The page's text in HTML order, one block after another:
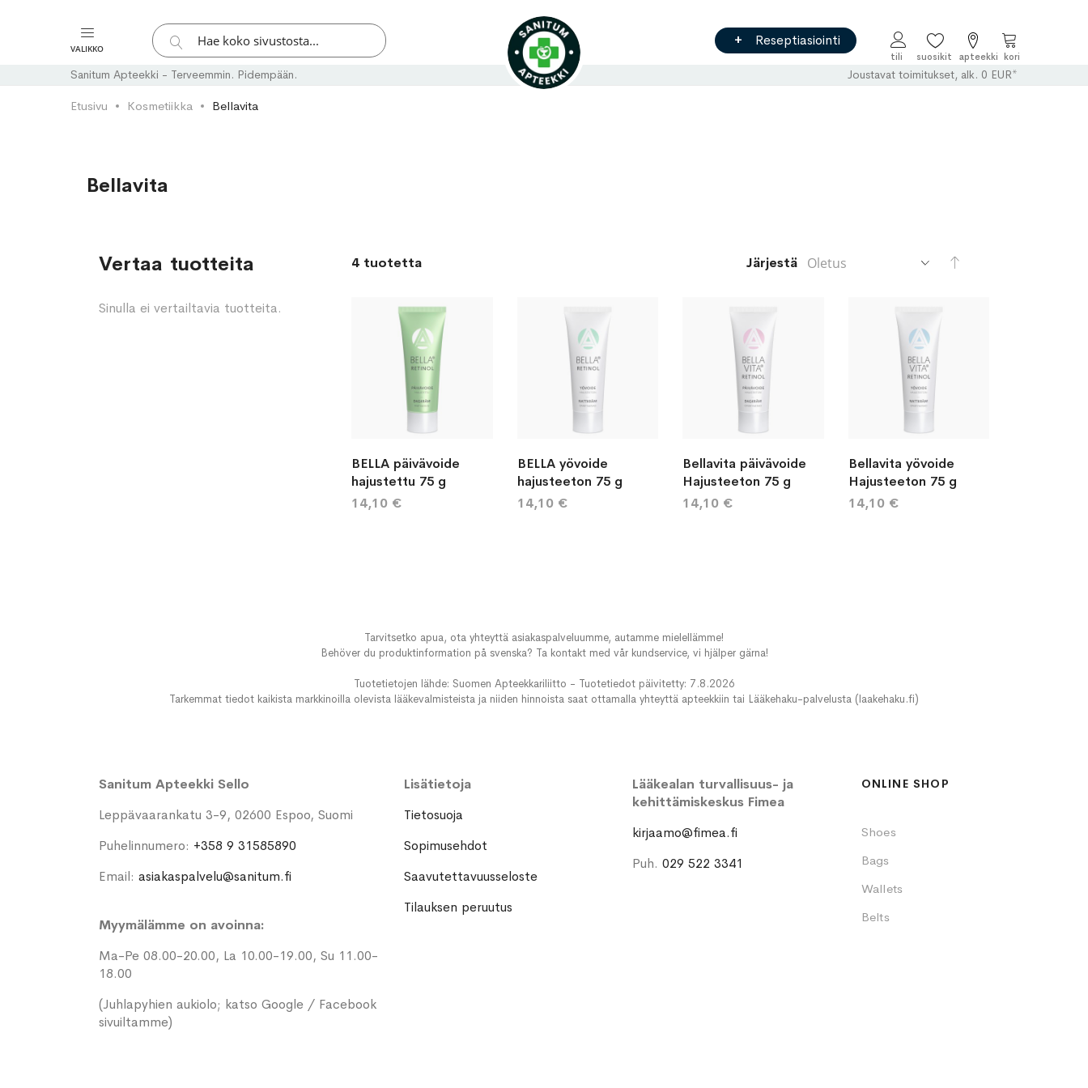
VALIKKO
Hae
Hae
Reseptiasiointi
Ostoskori
Sanitum Apteekki - Terveemmin. Pidempään. Joustavat toimitukset, alk. 0 EUR*
Etusivu Kosmetiikka Bellavita
Bellavita
4 tuotetta Järjestä
BELLA päivävoide
hajustettu 75 g
14,10 €
BELLA yövoide
hajusteeton 75 g
14,10 €
Bellavita päivävoide
Hajusteeton 75 g
14,10 €
Bellavita yövoide
Hajusteeton 75 g
14,10 €
Vertaa tuotteita
Sinulla ei vertailtavia tuotteita.
Tarvitsetko apua, ota yhteyttä asiakaspalveluumme, autamme mielellämme!
Behöver du produktinformation på svenska? Ta kontakt med vår kundservice, vi hjälper gärna!
Tuotetietojen lähde: Suomen Apteekkariliitto - Tuotetiedot päivitetty: 7.8.2026
Tarkemmat tiedot kaikista markkinoilla olevista lääkevalmisteista ja niiden hinnoista saat ottamalla yhteyttä apteekkiin tai Lääkehaku-palvelusta (laakehaku.fi)
Sanitum Apteekki Sello
Leppävaarankatu 3-9, 02600 Espoo, Suomi
Puhelinnumero: +358 9 31585890
Email: asiakaspalvelu@sanitum.fi
Myymälämme on avoinna:
Ma-Pe 08.00-20.00, La 10.00-19.00, Su 11.00-
18.00
(Juhlapyhien aukiolo; katso Google / Facebook
sivuiltamme)
Lisätietoja
Tietosuoja
Sopimusehdot
Saavutettavuusseloste
Tilauksen peruutus
Lääkealan turvallisuus- ja
kehittämiskeskus Fimea
kirjaamo@fimea.fi
Puh.029 522 3341
ONLINE SHOP
Shoes
Bags
Wallets
Belts